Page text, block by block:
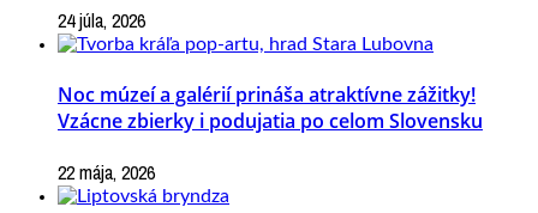
24 júla, 2026
Noc múzeí a galérií prináša atraktívne zážitky!
Vzácne zbierky i podujatia po celom Slovensku
22 mája, 2026